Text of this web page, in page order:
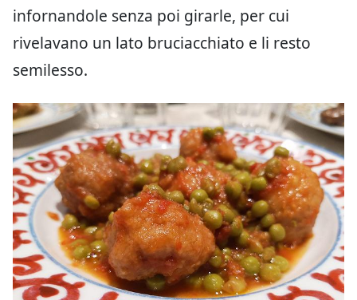
infornandole senza poi girarle, per cui
rivelavano un lato bruciacchiato e li resto
semilesso.